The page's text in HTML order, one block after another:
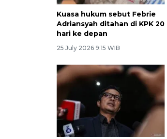
Kuasa hukum sebut Febrie
Adriansyah ditahan di KPK 20
hari ke depan
25 July 2026 9:15 WIB